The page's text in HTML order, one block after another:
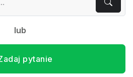
lub
pytanie